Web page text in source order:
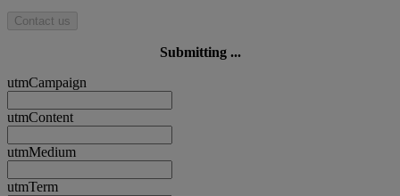
Contact us
Submitting ...
utmCampaign
utmContent
utmMedium
utmTerm